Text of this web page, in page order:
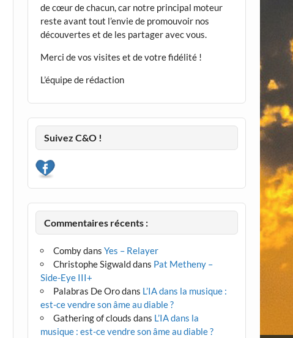
de cœur de chacun, car notre principal moteur
reste avant tout l’envie de promouvoir nos
découvertes et de les partager avec vous.
Merci de vos visites et de votre fidélité !
L’équipe de rédaction
Suivez C&O !
Commentaires récents :
CombydansYes – Relayer
Christophe Sigwalddans Pat Metheny –
Side-Eye III+
Palabras De Orodans L’IA dans la musique :
est-ce vendre son âme au diable ?
Gathering of clouds dans L’IA dans la
musique : est-ce vendre son âme au diable ?